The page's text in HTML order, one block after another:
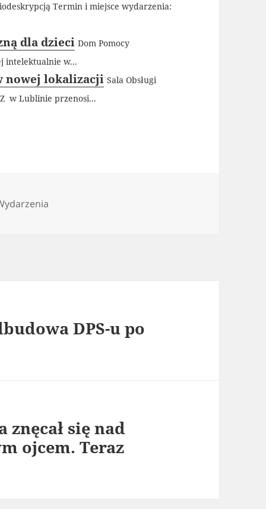
Termin i miejsce wydarzenia:
dla dzieci Dom Pomocy
intelektualnie w...
nowej lokalizacji Sala Obsługi
w Lublinie przenosi...
DPS-u po
znęcał się nad
ojcem. Teraz